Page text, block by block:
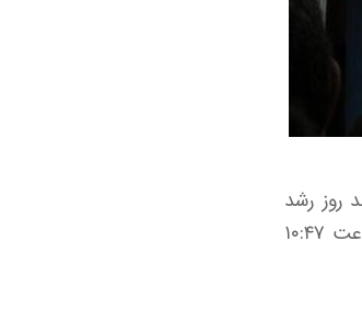
۱۸ خردادماه پس از چند روز رشد
پرشتاب و ثبت رکوردهای جدید، با چرخش مسیر مواجه شد و رنگ قرمز بر تابلوی معاملات غلبه کرد. تا ساعت ۱۰:۴۷